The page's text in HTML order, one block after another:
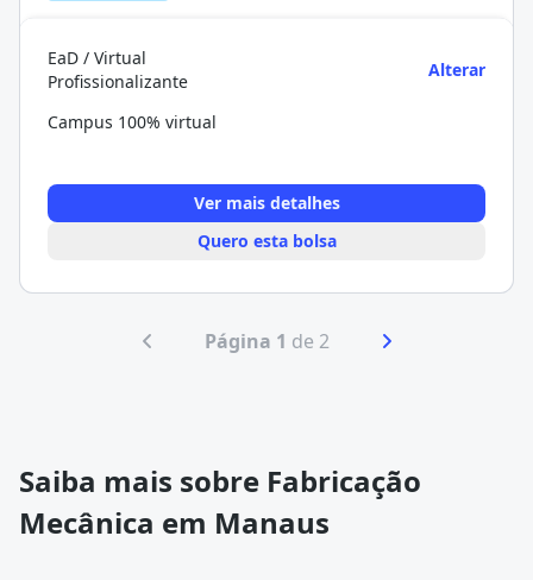
EaD / Virtual
Profissionalizante
Alterar
Campus 100% virtual
Ver mais detalhes
Quero esta bolsa
Página 1 de 2
Saiba mais sobre Fabricação
Mecânica em Manaus